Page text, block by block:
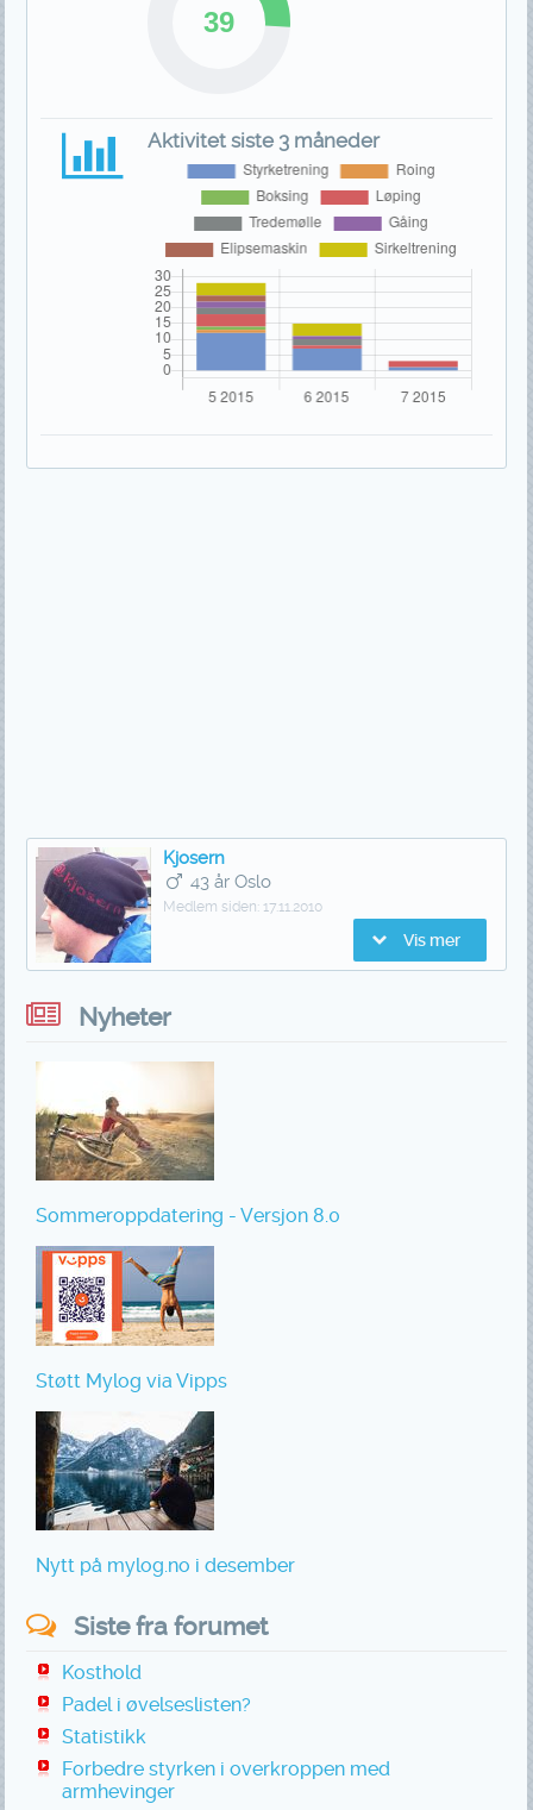
Aktivitet siste 3 måneder
Kjosern
43 år Oslo
Medlem siden: 17.11.2010
Vis mer
Nyheter
Sommeroppdatering - Versjon 8.0
Støtt Mylog via Vipps
Nytt på mylog.no i desember
Siste fra forumet
Kosthold
Padel i øvelseslisten?
Statistikk
Forbedre styrken i overkroppen med
armhevinger